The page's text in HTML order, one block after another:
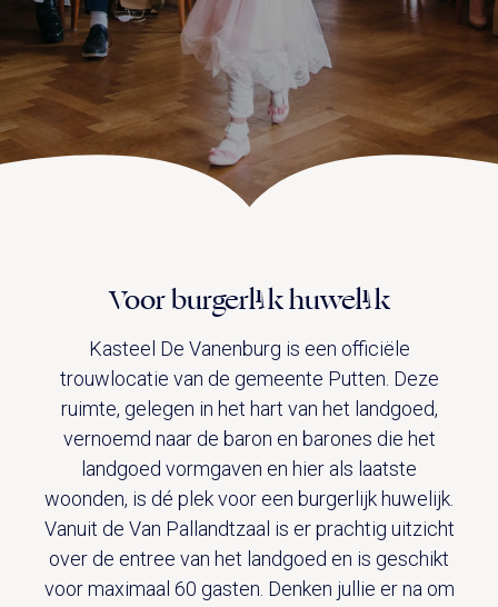
PLATTEGROND
VERHALEN
IN DE OMGEVING
HUISREGELS EN VEELGESTELDE VRAGEN
Vanenburgerallee 13
3882 RH Putten
Route plannen
info@vanenburg.nl
0341 375 454
Voor burgerlijk huwelijk
Kasteel De Vanenburg is een officiële
trouwlocatie van de gemeente Putten. Deze
ruimte, gelegen in het hart van het landgoed,
vernoemd naar de baron en barones die het
landgoed vormgaven en hier als laatste
woonden, is dé plek voor een burgerlijk huwelijk.
Vanuit de Van Pallandtzaal is er prachtig uitzicht
over de entree van het landgoed en is geschikt
voor maximaal 60 gasten. Denken jullie er na om